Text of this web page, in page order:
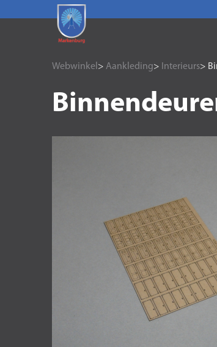
Webwinkel > Aankleding> Interieurs>